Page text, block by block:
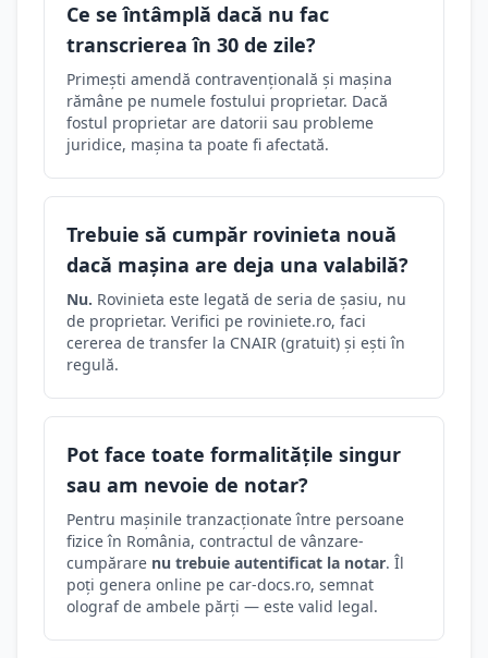
Ce se întâmplă dacă nu fac
transcrierea în 30 de zile?
Primești amendă contravențională și mașina
rămâne pe numele fostului proprietar. Dacă
fostul proprietar are datorii sau probleme
juridice, mașina ta poate fi afectată.
Trebuie să cumpăr rovinieta nouă
dacă mașina are deja una valabilă?
Nu. Rovinieta este legată de seria de șasiu, nu
de proprietar. Verifici pe roviniete.ro, faci
cererea de transfer la CNAIR (gratuit) și ești în
regulă.
Pot face toate formalitățile singur
sau am nevoie de notar?
Pentru mașinile tranzacționate între persoane
fizice în România, contractul de vânzare-
cumpărare nu trebuie autentificat la notar. Îl
poți genera online pe car-docs.ro, semnat
olograf de ambele părți — este valid legal.